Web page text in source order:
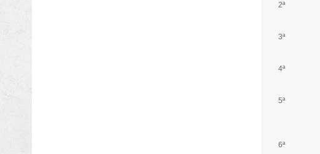
2ª
3ª
4ª
5ª
6ª